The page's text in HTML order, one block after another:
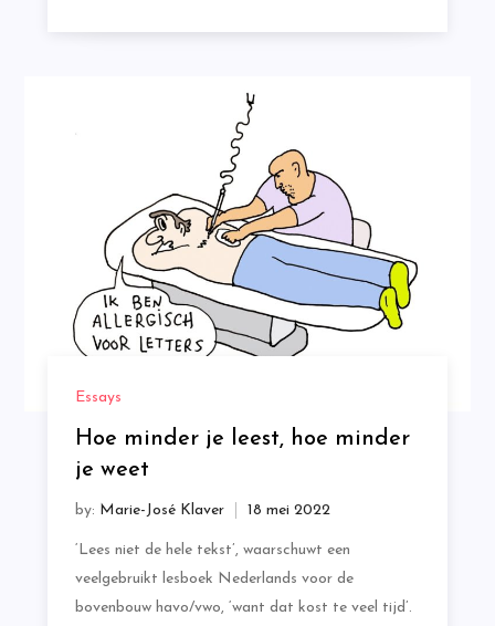
Essays
Hoe minder je leest, hoe minder
je weet
by: Marie-José Klaver
‘Lees niet de hele tekst’, waarschuwt een
veelgebruikt lesboek Nederlands voor de
bovenbouw havo/vwo, ‘want dat kost te veel tijd’.